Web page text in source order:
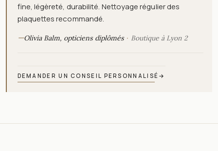
fine, légèreté, durabilité. Nettoyage régulier des
plaquettes recommandé.
—Olivia Balm, opticiens diplômés Boutique à Lyon 2
DEMANDER UN CONSEIL PERSONNALISÉ →